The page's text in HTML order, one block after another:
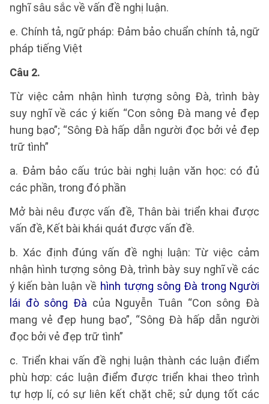
nghĩ sâu sắc về vấn đề nghị luận.
e. Chính tả, ngữ pháp: Đảm bảo chuẩn chính tả, ngữ
pháp tiếng Việt
Câu 2.
Từ việc cảm nhận hình tượng sông Đà, trình bày
suy nghĩ về các ý kiến “Con sông Đà mang vẻ đẹp
hung bạo”; “Sông Đà hấp dẫn người đọc bởi vẻ đẹp
trữ tình”
a. Đảm bảo cấu trúc bài nghị luận văn học: có đủ
các phần, trong đó phần
Mở bài nêu được vấn đề, Thân bài triển khai được
vấn đề, Kết bài khái quát được vấn đề.
b. Xác định đúng vấn đề nghị luận: Từ việc cảm
nhận hình tượng sông Đà, trình bày suy nghĩ về các
ý kiến bàn luận về hình tượng sông Đà trong Người
lái đò sông Đà của Nguyễn Tuân “Con sông Đà
mang vẻ đẹp hung bạo”, “Sông Đà hấp dẫn người
đọc bởi vẻ đẹp trữ tình”
c. Triển khai vấn đề nghị luận thành các luận điểm
phù hơp: các luận điểm được triển khai theo trình
tự hợp lí, có sự liên kết chặt chẽ; sử dụng tốt các